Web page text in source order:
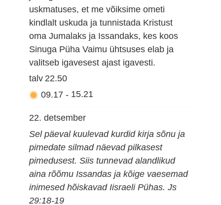
uskmatuses, et me võiksime ometi
kindlalt uskuda ja tunnistada Kristust
oma Jumalaks ja Issandaks, kes koos
Sinuga Püha Vaimu ühtsuses elab ja
valitseb igavesest ajast igavesti.
talv 22.50
09.17 - 15.21
22. detsember
Sel päeval kuulevad kurdid kirja sõnu ja
pimedate silmad näevad pilkasest
pimedusest. Siis tunnevad alandlikud
aina rõõmu Issandas ja kõige vaesemad
inimesed hõiskavad Iisraeli Pühas. Js
29:18-19